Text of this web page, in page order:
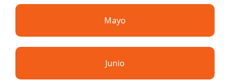
Mayo
Junio